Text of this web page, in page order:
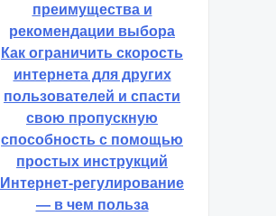
преимущества и
рекомендации выбора
Как ограничить скорость
интернета для других
пользователей и спасти
свою пропускную
способность с помощью
простых инструкций
Интернет-регулирование
— в чем польза